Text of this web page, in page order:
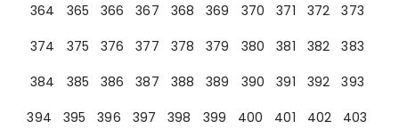
364
365 366 367 368 369 370 371 372
373
374
375 376 377 378 379 380 381 382
383
384
385 386 387 388 389 390 391 392
393
394
395 396 397 398 399 400 401 402
403